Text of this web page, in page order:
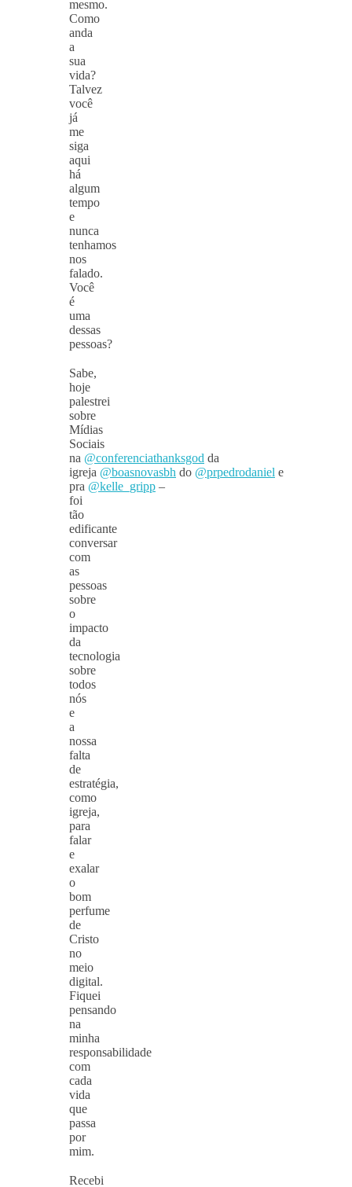
mesmo.
Como
anda
a
sua
vida?
Talvez
você
já
me
siga
aqui
há
algum
tempo
e
nunca
tenhamos
nos
falado.
Você
é
uma
dessas
pessoas?
Sabe,
hoje
palestrei
sobre
Mídias
Sociais
na @conferenciathanksgod da
igreja @boasnovasbh do @prpedrodaniel e
pra @kelle_gripp –
foi
tão
edificante
conversar
com
as
pessoas
sobre
o
impacto
da
tecnologia
sobre
todos
nós
e
a
nossa
falta
de
estratégia,
como
igreja,
para
falar
e
exalar
o
bom
perfume
de
Cristo
no
meio
digital.
Fiquei
pensando
na
minha
responsabilidade
com
cada
vida
que
passa
por
mim.
Recebi